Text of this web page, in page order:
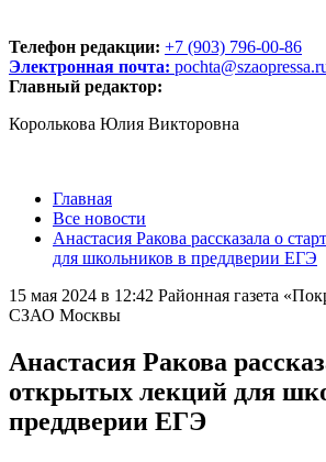
Телефон редакции: +7 (903) 796-00-86
Электронная почта:
Главный редактор:
Королькова Юлия Викторовна
Главная
Все новости
Анастасия Ракова рассказала о
для школьников в преддверии ЕГЭ
15 мая 2024 в 12:42 Районная газета
СЗАО Москвы
Анастасия Ракова
открытых лекций для
преддверии ЕГЭ